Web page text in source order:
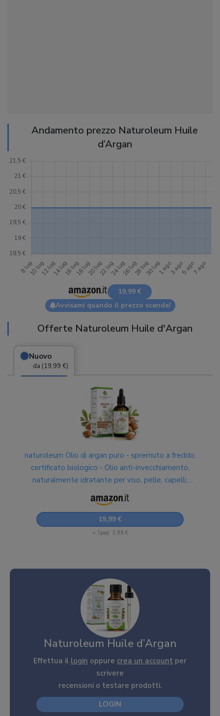
Andamento prezzo Naturoleum Huile
d’Argan
19,99 €
Avvisami quando il prezzo scende!
Offerte Naturoleum Huile d'Argan
Nuovo
da (19,99 €)
naturoleum Olio di argan puro - spremuto a freddo,
certificato biologico - Olio anti-invecchiamento,
naturalmente idratante per viso, pelle, capelli,
unghie e corpo. (50 ml)
19,99 €
+ Sped. 3,99 €
Naturoleum Huile d’Argan
Effettua il login oppure crea un account per
scrivere
recensioni o testare prodotti.
LOGIN